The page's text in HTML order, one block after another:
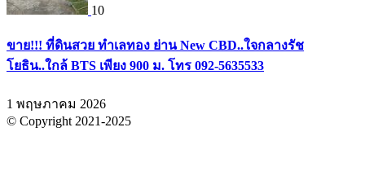
10
ขาย!!! ที่ดินสวย ทำเลทอง ย่าน New CBD..ใจกลางรัช
โยธิน..ใกล้ BTS เพียง 900 ม. โทร 092-5635533
1 พฤษภาคม 2026
© Copyright 2021-2025